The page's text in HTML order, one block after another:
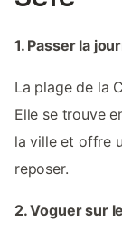
1. Passer la
La plage de la
Elle se trouve
la ville et offre
reposer.
2. Voguer sur